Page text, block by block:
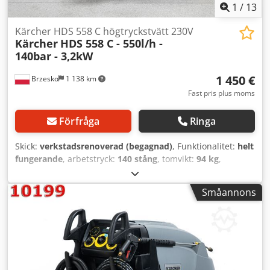
1 / 13
Brzesko 1 138 km
Kärcher HDS 558 C högtryckstvätt 230V
Kärcher HDS 558 C - 550l/h -
140bar - 3,2kW
1 450 €
Fast pris plus moms
Förfråga Ringa
Skick: verkstadsrenoverad (begagnad), Funktionalitet: helt
fungerande, arbetstryck: 140 stång, tomvikt: 94 kg,
, garantitid:6 månader
°C, Högtryckstvätten Kärcher HDS 558 C är en mycket
effektiv maskin som även lämpar sig för de tuffaste jobben
i stora anläggningar. Under den omfattande inspektionen
och renoveringen kontrollerade vårt serviceteam maskinen
grundligt och testade alla funktioner. Alla slitna och
förbrukade mekaniska delar har bytts ut mot nya, bland
annat: keramiska kolvar, packningar, lager samt alla O-
Småannons